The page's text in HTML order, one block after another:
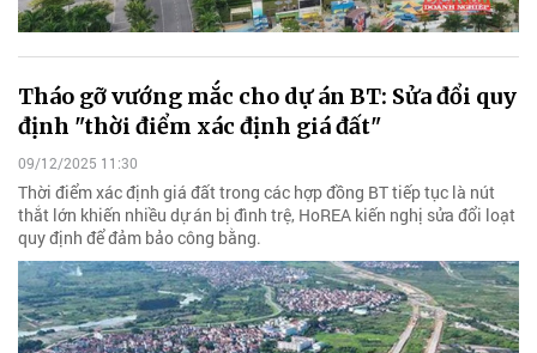
Tháo gỡ vướng mắc cho dự án BT: Sửa đổi quy
định "thời điểm xác định giá đất"
09/12/2025 11:30
Thời điểm xác định giá đất trong các hợp đồng BT tiếp tục là nút
thắt lớn khiến nhiều dự án bị đình trệ, HoREA kiến nghị sửa đổi loạt
quy định để đảm bảo công bằng.